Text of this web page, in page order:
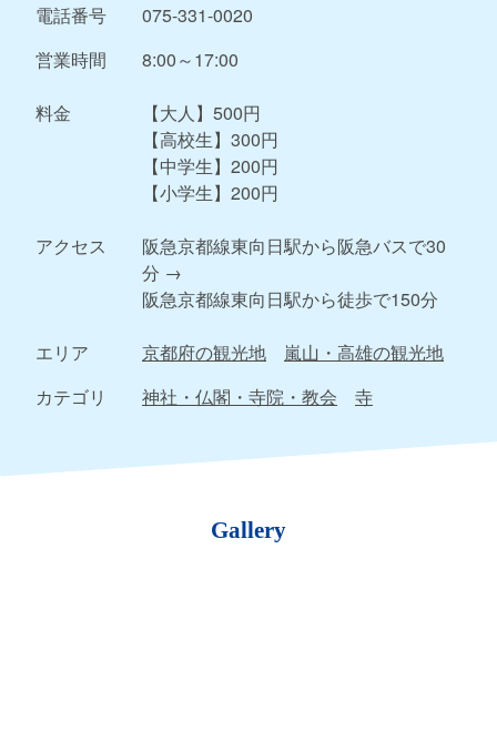
電話番号
075-331-0020
営業時間
8:00～17:00
料金
【大人】500円
【高校生】300円
【中学生】200円
【小学生】200円
アクセス
阪急京都線東向日駅から阪急バスで30
分 →
阪急京都線東向日駅から徒歩で150分
エリア 京都府の観光地
嵐山・高雄の観光地
カテゴリ
神社・仏閣・寺院・教会 寺
Gallery